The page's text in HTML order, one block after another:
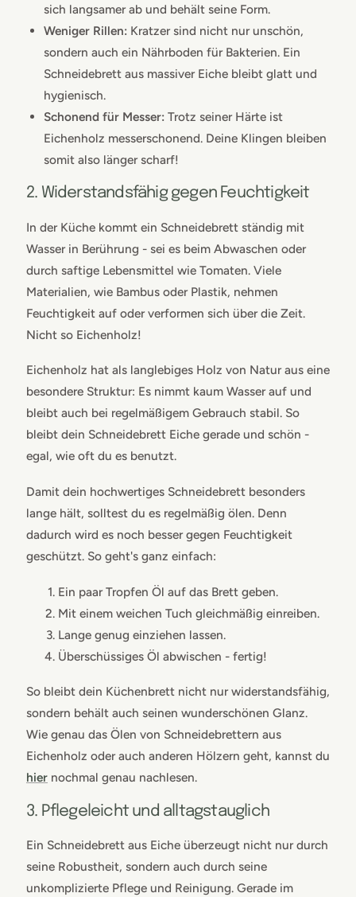
sich langsamer ab und behält seine Form.
Weniger Rillen: Kratzer sind nicht nur unschön,
sondern auch ein Nährboden für Bakterien. Ein
Schneidebrett aus massiver Eiche bleibt glatt und
hygienisch.
Schonend für Messer: Trotz seiner Härte ist
Eichenholz messerschonend. Deine Klingen bleiben
somit also länger scharf!
2. Widerstandsfähig gegen Feuchtigkeit
In der Küche kommt ein Schneidebrett ständig mit
Wasser in Berührung - sei es beim Abwaschen oder
durch saftige Lebensmittel wie Tomaten. Viele
Materialien, wie Bambus oder Plastik, nehmen
Feuchtigkeit auf oder verformen sich über die Zeit.
Nicht so Eichenholz!
Eichenholz hat als langlebiges Holz von Natur aus eine
besondere Struktur: Es nimmt kaum Wasser auf und
bleibt auch bei regelmäßigem Gebrauch stabil. So
bleibt dein Schneidebrett Eiche gerade und schön -
egal, wie oft du es benutzt.
Damit dein hochwertiges Schneidebrett besonders
lange hält, solltest du es regelmäßig ölen. Denn
dadurch wird es noch besser gegen Feuchtigkeit
geschützt. So geht's ganz einfach:
Ein paar Tropfen Öl auf das Brett geben.
Mit einem weichen Tuch gleichmäßig einreiben.
Lange genug einziehen lassen.
Überschüssiges Öl abwischen - fertig!
So bleibt dein Küchenbrett nicht nur widerstandsfähig,
sondern behält auch seinen wunderschönen Glanz.
Wie genau das Ölen von Schneidebrettern aus
Eichenholz oder auch anderen Hölzern geht, kannst du
hier nochmal genau nachlesen.
3. Pflegeleicht und alltagstauglich
Ein Schneidebrett aus Eiche überzeugt nicht nur durch
seine Robustheit, sondern auch durch seine
unkomplizierte Pflege und Reinigung. Gerade im